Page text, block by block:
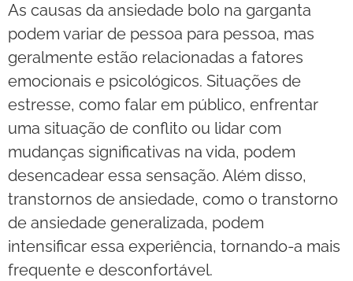
As causas da ansiedade bolo na garganta
podem variar de pessoa para pessoa, mas
geralmente estão relacionadas a fatores
emocionais e psicológicos. Situações de
estresse, como falar em público, enfrentar
uma situação de conflito ou lidar com
mudanças significativas na vida, podem
desencadear essa sensação. Além disso,
transtornos de ansiedade, como o transtorno
de ansiedade generalizada, podem
intensificar essa experiência, tornando-a mais
frequente e desconfortável.